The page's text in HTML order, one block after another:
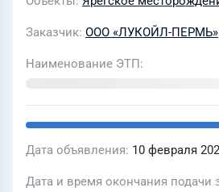
Заказчик ООО «ЛУКОЙЛ-ПЕРМЬ»
Наименование ЭТП
Дата объявления 10 февраля
Дата и время окончания подачи